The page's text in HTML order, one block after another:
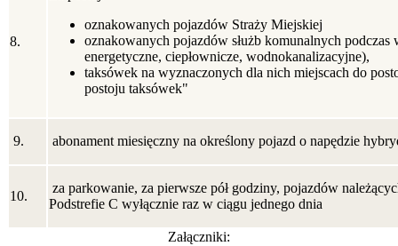
8.
oznakowanych pojazdów Straży Miejskiej
oznakowanych pojazdów służb komunalnych
energetyczne, ciepłownicze, wodnokanalizacyjne),
taksówek na wyznaczonych dla nich miejscach do
postoju taksówek"
9. abonament miesięczny na określony pojazd o napędzie
10.
za parkowanie, za pierwsze pół godziny, pojazdów
Podstrefie C wyłącznie raz w ciągu jednego dnia
Załączniki: